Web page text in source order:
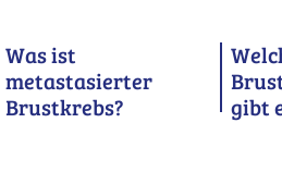
Was ist
metastasierter
Brustkrebs?
gibt